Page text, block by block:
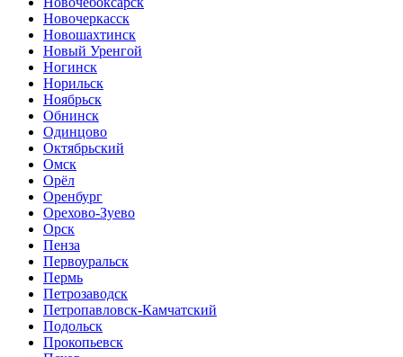
Новочеркасск
Новошахтинск
Новый Уренгой
Ногинск
Норильск
Ноябрьск
Обнинск
Одинцово
Октябрьский
Омск
Орёл
Оренбург
Орехово-Зуево
Орск
Пенза
Первоуральск
Пермь
Петрозаводск
Петропавловск-Камчатский
Подольск
Прокопьевск